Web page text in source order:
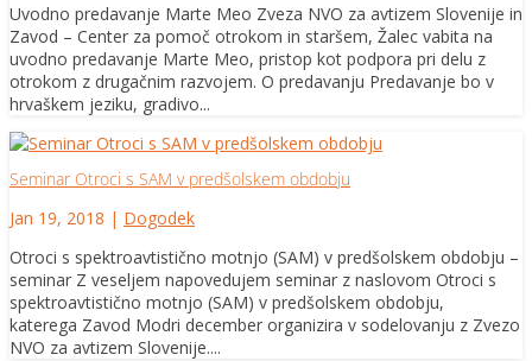
Uvodno predavanje Marte Meo Zveza NVO za avtizem Slovenije in
Zavod – Center za pomoč otrokom in staršem, Žalec vabita na
uvodno predavanje Marte Meo, pristop kot podpora pri delu z
otrokom z drugačnim razvojem. O predavanju Predavanje bo v
hrvaškem jeziku, gradivo...
Seminar Otroci s SAM v predšolskem obdobju
Jan 19, 2018 | Dogodek
Otroci s spektroavtistično motnjo (SAM) v predšolskem obdobju –
seminar Z veseljem napovedujem seminar z naslovom Otroci s
spektroavtistično motnjo (SAM) v predšolskem obdobju,
katerega Zavod Modri december organizira v sodelovanju z Zvezo
NVO za avtizem Slovenije....